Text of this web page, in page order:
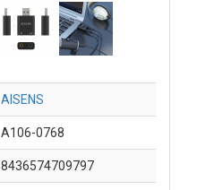
AISENS
A106-0768
8436574709797